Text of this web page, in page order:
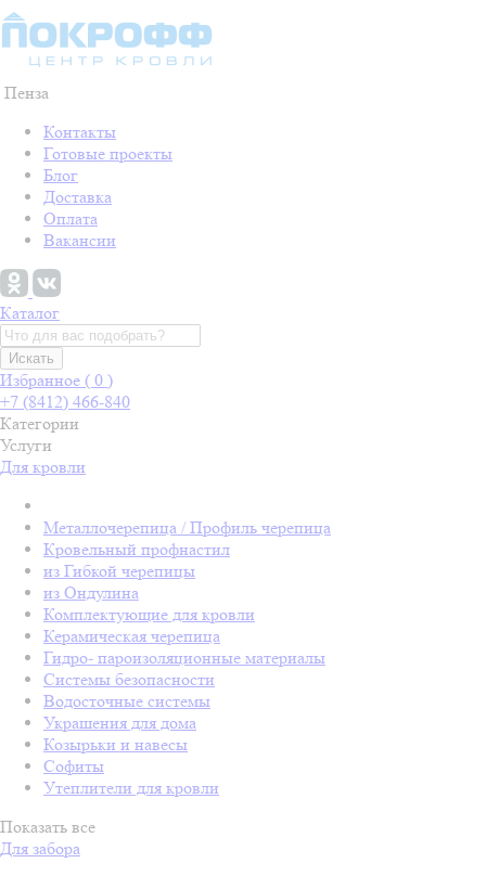
Пенза
Контакты
Готовые проекты
Блог
Доставка
Оплата
Вакансии
Каталог
Искать
Избранное ( 0 )
+7 (8412) 466-840
Категории
Услуги
Для кровли
Металлочерепица / Профиль черепица
Кровельный профнастил
из Гибкой черепицы
из Ондулина
Комплектующие для кровли
Керамическая черепица
Гидро- пароизоляционные материалы
Системы безопасности
Водосточные системы
Украшения для дома
Козырьки и навесы
Софиты
Утеплители для кровли
Показать все
Для забора